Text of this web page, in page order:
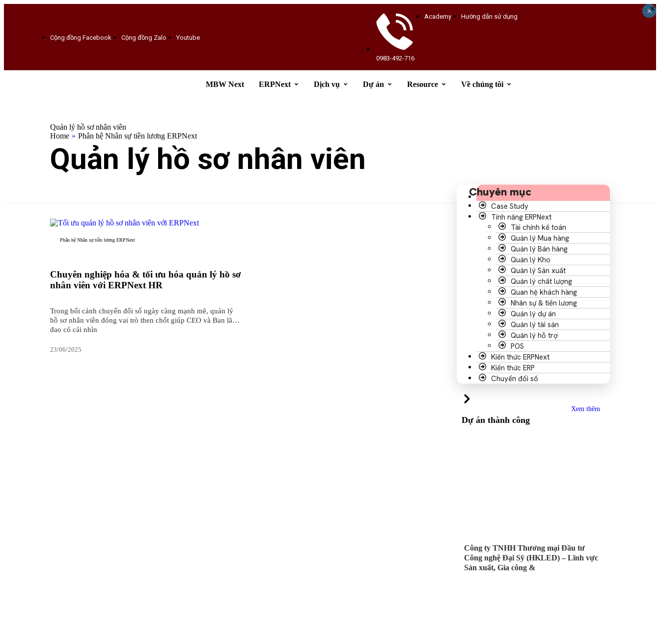
Cộng đồng Facebook Cộng đồng Zalo Youtube
0983-492-716
Academy Hướng dẫn sử dụng
MBW Next ERPNext Dịch vụ Dự án Resource Về chúng tôi
Quản lý hồ sơ nhân viên
Home » Phân hệ Nhân sự tiền lương ERPNext
Quản lý hồ sơ nhân viên
Phân hệ Nhân sự tiền lương ERPNext
Chuyên nghiệp hóa & tối ưu hóa quản lý hồ sơ
nhân viên với ERPNext HR
Trong bối cảnh chuyển đổi số ngày càng mạnh mẽ, quản lý
hồ sơ nhân viên đóng vai trò then chốt giúp CEO và Ban lãnh
đạo có cái nhìn
23/06/2025
Chuyên mục
Case Study
Tính năng ERPNext
Tài chính kế toán
Quản lý Mua hàng
Quản lý Bán hàng
Quản lý Kho
Quản lý Sản xuất
Quản lý chất lượng
Quan hệ khách hàng
Nhân sự & tiền lương
Quản lý dự án
Quản lý tài sản
Quản lý hỗ trợ
POS
Kiến thức ERPNext
Kiến thức ERP
Chuyển đổi số
Dự án thành công
Xem thêm
Công ty TNHH Thương mại Đầu tư
Công nghệ Đại Sỹ (HKLED) – Lĩnh vực
Sản xuất, Gia công &
×
×
×
××